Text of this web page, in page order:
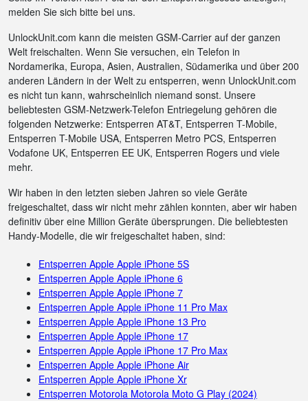
melden Sie sich bitte bei uns.
UnlockUnit.com kann die meisten GSM-Carrier auf der ganzen
Welt freischalten. Wenn Sie versuchen, ein Telefon in
Nordamerika, Europa, Asien, Australien, Südamerika und über 200
anderen Ländern in der Welt zu entsperren, wenn UnlockUnit.com
es nicht tun kann, wahrscheinlich niemand sonst. Unsere
beliebtesten GSM-Netzwerk-Telefon Entriegelung gehören die
folgenden Netzwerke: Entsperren AT&T, Entsperren T-Mobile,
Entsperren T-Mobile USA, Entsperren Metro PCS, Entsperren
Vodafone UK, Entsperren EE UK, Entsperren Rogers und viele
mehr.
Wir haben in den letzten sieben Jahren so viele Geräte
freigeschaltet, dass wir nicht mehr zählen konnten, aber wir haben
definitiv über eine Million Geräte übersprungen. Die beliebtesten
Handy-Modelle, die wir freigeschaltet haben, sind:
Entsperren Apple Apple iPhone 5S
Entsperren Apple Apple iPhone 6
Entsperren Apple Apple iPhone 7
Entsperren Apple Apple iPhone 11 Pro Max
Entsperren Apple Apple iPhone 13 Pro
Entsperren Apple Apple iPhone 17
Entsperren Apple Apple iPhone 17 Pro Max
Entsperren Apple Apple iPhone Air
Entsperren Apple Apple iPhone Xr
Entsperren Motorola Motorola Moto G Play (2024)